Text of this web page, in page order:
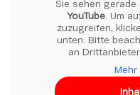
YouTube. Um
zuzugreifen,
unten. Bitte
an